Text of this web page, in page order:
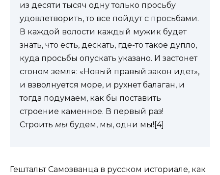
из десяти тысяч одну только просьбу
удовлетворить, то все пойдут с просьбами.
В каждой волости каждый мужик будет
знать, что есть, дескать, где-то такое дупло,
куда просьбы опускать указано. И застонет
стоном земля: «Новый правый закон идет»,
и взволнуется море, и рухнет балаган, и
тогда подумаем, как бы поставить
строение каменное. В первый раз!
Строить мы будем, мы, одни мы![4]
Гештальт Самозванца в русском историале, как